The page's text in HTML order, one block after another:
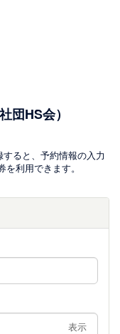
団HS会）
ると、予約情報の入力
利用できます。
表示